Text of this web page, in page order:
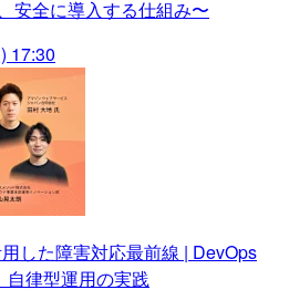
安全に導入する仕組み〜
17:30
した障害対応最前線 | DevOps
自律型運用の実践